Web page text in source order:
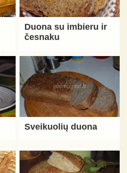
Duona su imbieru ir
česnaku
Sveikuolių duona